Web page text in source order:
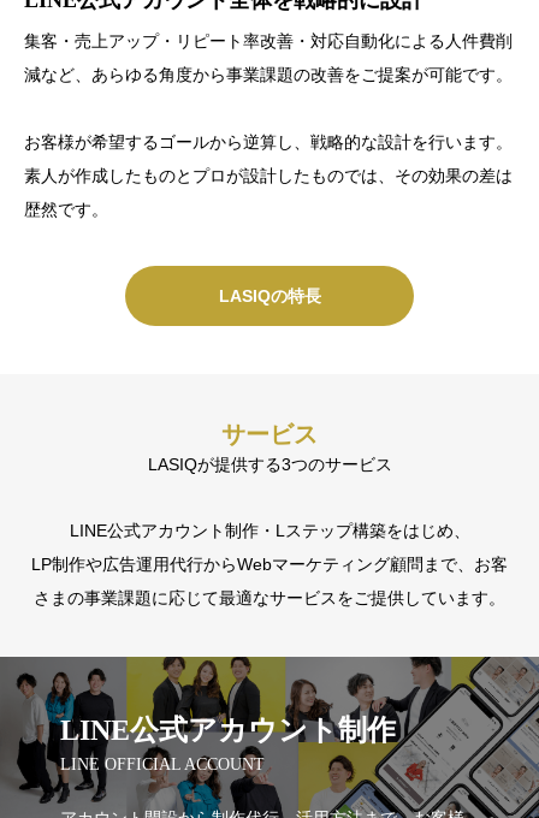
集客・売上アップ・リピート率改善・対応自動化による人件費削
減など、あらゆる角度から事業課題の改善をご提案が可能です。
お客様が希望するゴールから逆算し、戦略的な設計を行います。
素人が作成したものとプロが設計したものでは、その効果の差は
歴然です。
LASIQの特長
Lステップ正規代理店に認定された実績豊富なLINE運用のプロ
が、リッチメニューデザイン・ライティング・コンテンツ設計な
株式会社LASIQが制作するアカウントは、ユーザビリティを重視
した上で、お客様側には細かな「ユーザーの行動分析」が実現で
LASIQの特長
制作・構築して終わりではなく、運用しながらしっかり仮説検
証・改善していくことが重要です。LINE内のユーザー⾏動履歴
で、LINE運用のPDCAを素早く回します。
また、実際に運用を始めると「少しだけ直したい...」という場所
1ヵ月間は、文章の差し替えやデザイン、画像の微修正にも無償
で対応する安心のサポート体制がございます。
サービス
LASIQが提供する3つのサービス
LINE公式アカウント制作・Lステップ構築をはじめ、
LP制作や広告運用代行からWebマーケティング顧問まで、お客
さまの事業課題に応じて最適なサービスをご提供しています。
LINE公式アカウント制作
LINE OFFICIAL ACCOUNT